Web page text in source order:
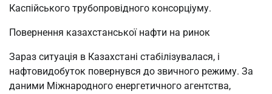
Каспійського трубопровідного консорціуму.
Повернення казахстанської нафти на ринок
Зараз ситуація в Казахстані стабілізувалася, і
нафтовидобуток повернувся до звичного режиму. За
даними Міжнародного енергетичного агентства,